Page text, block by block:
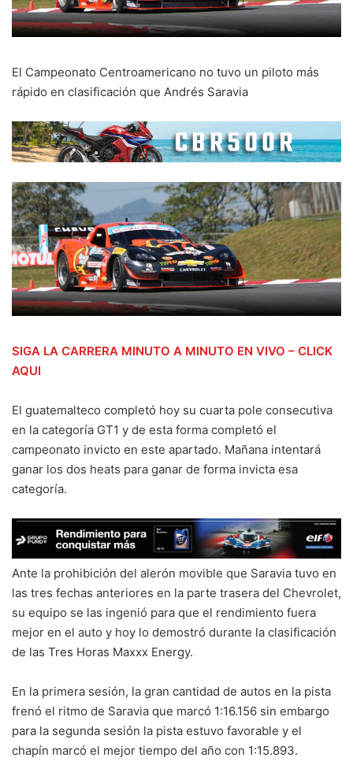
El Campeonato Centroamericano no tuvo un piloto más
rápido en clasificación que Andrés Saravia
SIGA LA CARRERA MINUTO A MINUTO EN VIVO – CLICK
AQUI
El guatemalteco completó hoy su cuarta pole consecutiva
en la categoría GT1 y de esta forma completó el
campeonato invicto en este apartado. Mañana intentará
ganar los dos heats para ganar de forma invicta esa
categoría.
Ante la prohibición del alerón movible que Saravia tuvo en
las tres fechas anteriores en la parte trasera del Chevrolet,
su equipo se las ingenió para que el rendimiento fuera
mejor en el auto y hoy lo demostró durante la clasificación
de las Tres Horas Maxxx Energy.
En la primera sesión, la gran cantidad de autos en la pista
frenó el ritmo de Saravia que marcó 1:16.156 sin embargo
para la segunda sesión la pista estuvo favorable y el
chapín marcó el mejor tiempo del año con 1:15.893.